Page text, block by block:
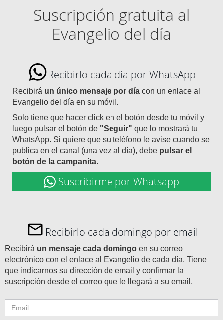
Suscripción gratuita al
Evangelio del día
Recibirlo cada día por WhatsApp
Recibirá un único mensaje por día con un enlace al
Evangelio del día en su móvil.
Solo tiene que hacer click en el botón desde tu móvil y
luego pulsar el botón de "Seguir" que lo mostrará tu
WhatsApp. Si quiere que su teléfono le avise cuando se
publica en el canal (una vez al día), debe pulsar el
botón de la campanita.
Suscribirme por Whatsapp
Recibirlo cada domingo por email
Recibirá un mensaje cada domingo en su correo
electrónico con el enlace al Evangelio de cada día. Tiene
que indicarnos su dirección de email y confirmar la
suscripción desde el correo que le llegará a su email.